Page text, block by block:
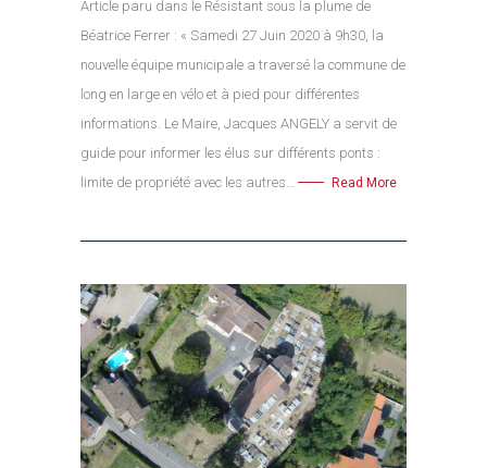
Article paru dans le Résistant sous la plume de
Béatrice Ferrer : « Samedi 27 Juin 2020 à 9h30, la
nouvelle équipe municipale a traversé la commune de
long en large en vélo et à pied pour différentes
informations. Le Maire, Jacques ANGELY a servit de
guide pour informer les élus sur différents ponts :
limite de propriété avec les autres…
Read More